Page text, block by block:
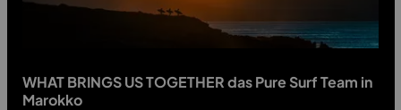
WHAT BRINGS US TOGETHER das Pure Surf Team in
Marokko